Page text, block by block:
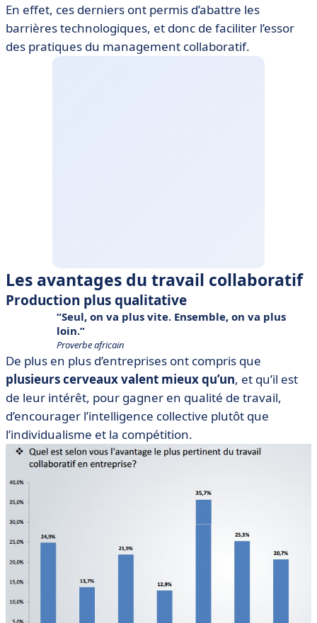
En effet, ces derniers ont permis d’abattre les
barrières technologiques, et donc de faciliter l’essor
des pratiques du management collaboratif.
Les avantages du travail collaboratif
Production plus qualitative
Seul, on va plus vite. Ensemble, on va plus
loin.
Proverbe africain
De plus en plus d’entreprises ont compris que
plusieurs cerveaux valent mieux qu’un, et qu’il est
de leur intérêt, pour gagner en qualité de travail,
d’encourager l’intelligence collective plutôt que
l’individualisme et la compétition.